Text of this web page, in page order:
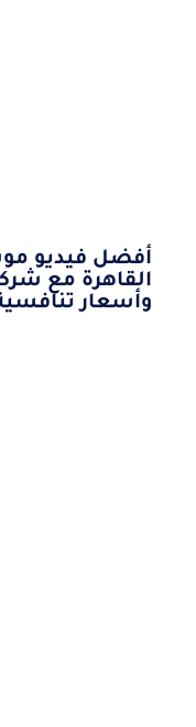
أفضل فيديو
القاهرة مع
وأسعار تنافسية